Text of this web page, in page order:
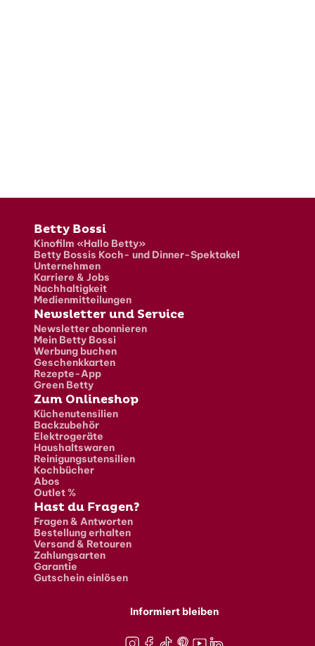
Fusszeile
Betty Bossi
Kinofilm «Hallo Betty»
Betty Bossis Koch- und Dinner-Spektakel
Unternehmen
Karriere & Jobs
Nachhaltigkeit
Medienmitteilungen
Newsletter und Service
Newsletter abonnieren
Mein Betty Bossi
Werbung buchen
Geschenkkarten
Rezepte-App
Green Betty
Zum Onlineshop
Küchenutensilien
Backzubehör
Elektrogeräte
Haushaltswaren
Reinigungsutensilien
Kochbücher
Abos
Outlet %
Hast du Fragen?
Fragen & Antworten
Bestellung erhalten
Versand & Retouren
Zahlungsarten
Garantie
Gutschein einlösen
Informiert bleiben